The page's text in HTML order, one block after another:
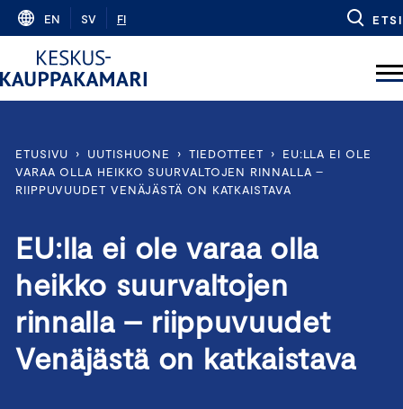
Skip
content
EN SV FI ETSI
ETUSIVU › UUTISHUONE › TIEDOTTEET ›
EU:LLA EI OLE
VARAA OLLA HEIKKO SUURVALTOJEN RINNALLA –
RIIPPUVUUDET VENÄJÄSTÄ ON KATKAISTAVA
EU:lla ei ole varaa olla
heikko suurvaltojen
rinnalla – riippuvuudet
Venäjästä on katkaistava